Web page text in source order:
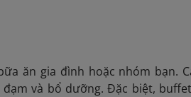
ăn gia đình hoặc nhóm bạn.
và bổ dưỡng. Đặc biệt,